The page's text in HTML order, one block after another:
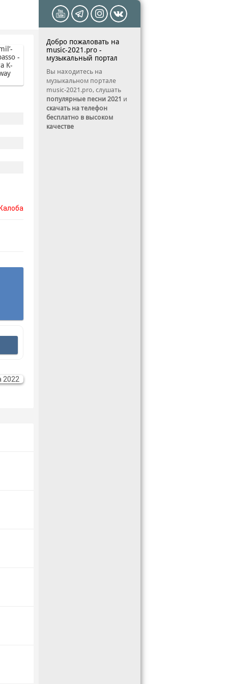
Добро пожаловать на
music-2021.pro -
музыкальный портал
Вы находитесь на
музыкальном портале
music-2021.pro, слушать
популярные песни 2021 и
скачать на телефон
бесплатно в высоком
качестве